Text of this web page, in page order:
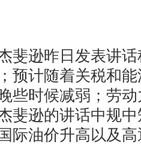
逊昨日发表讲话
预计随着关税和
些时候减弱；劳
斐逊的讲话中规
际油价升高以及